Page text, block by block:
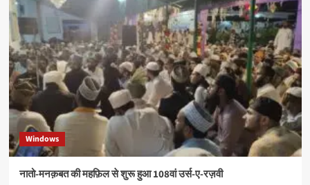
Windows
नातो-मनक़बत की महफ़िल से शुरू हुआ 108वां उर्स-ए-रज़वी